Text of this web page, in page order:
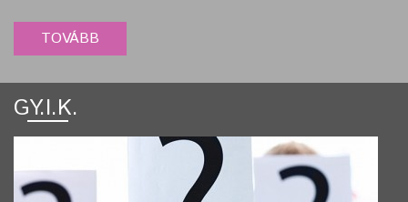
GY.I.K.